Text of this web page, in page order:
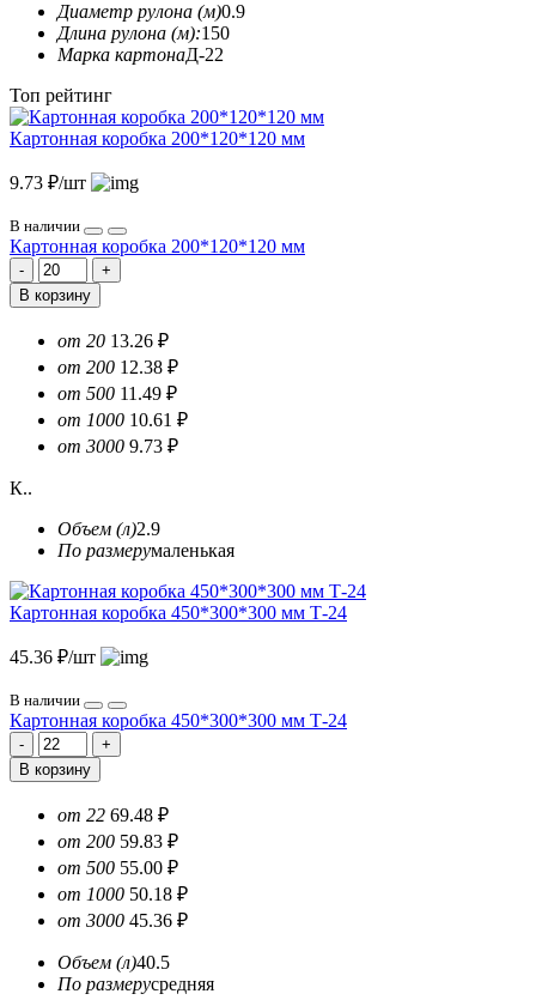
Диаметр рулона (м)0.9
Длина рулона (м):150
Марка картонаД-22
Топ рейтинг
Картонная коробка 200*120*120 мм
9.73 ₽/шт
В наличии
Картонная коробка 200*120*120 мм
В корзину
от 20 13.26 ₽
от 200 12.38 ₽
от 500 11.49 ₽
от 1000 10.61 ₽
от 3000 9.73 ₽
К..
Объем (л)2.9
По размерумаленькая
Картонная коробка 450*300*300 мм Т-24
45.36 ₽/шт
В наличии
Картонная коробка 450*300*300 мм Т-24
В корзину
от 22 69.48 ₽
от 200 59.83 ₽
от 500 55.00 ₽
от 1000 50.18 ₽
от 3000 45.36 ₽
Объем (л)40.5
По размерусредняя